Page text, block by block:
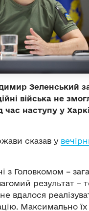
Зеленський
війська не
час наступу у
сказав у
з Головкомом –
результат –
вдалося
Максимально їх